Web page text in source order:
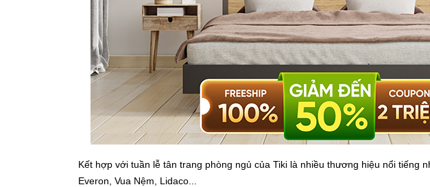
Kết hợp với tuần lễ tân trang phòng ngủ của Tiki là nhiều thương hiệu nổi tiếng
Everon, Vua Nệm, Lidaco...